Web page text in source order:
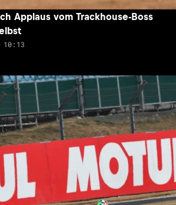
Applaus vom Trackhouse-Boss